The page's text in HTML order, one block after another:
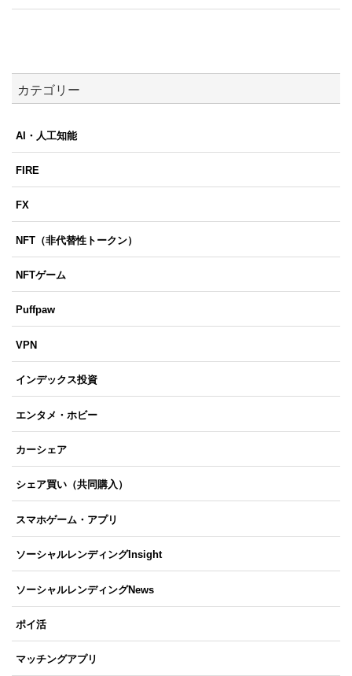
カテゴリー
AI・人工知能
FIRE
FX
NFT（非代替性トークン）
NFTゲーム
Puffpaw
VPN
インデックス投資
エンタメ・ホビー
カーシェア
シェア買い（共同購入）
スマホゲーム・アプリ
ソーシャルレンディングInsight
ソーシャルレンディングNews
ポイ活
マッチングアプリ